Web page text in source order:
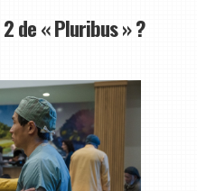
de « Pluribus » ?